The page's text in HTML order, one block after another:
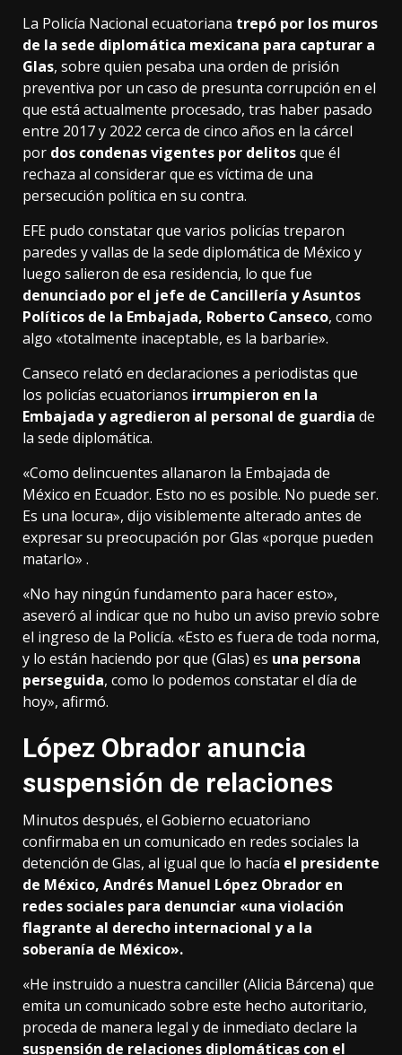
La Policía Nacional ecuatoriana trepó por los muros
de la sede diplomática mexicana para capturar a
Glas, sobre quien pesaba una orden de prisión
preventiva por un caso de presunta corrupción en el
que está actualmente procesado, tras haber pasado
entre 2017 y 2022 cerca de cinco años en la cárcel
por dos condenas vigentes por delitosque él
rechaza al considerar que es víctima de una
persecución política en su contra.
EFE pudo constatar que varios policías treparon
paredes y vallas de la sede diplomática de México y
luego salieron de esa residencia, lo que fue
denunciado por el jefe de Cancillería y Asuntos
Políticos de la Embajada, Roberto Canseco, como
algo «totalmente inaceptable, es la barbarie».
Canseco relató en declaraciones a periodistas que
los policías ecuatorianos irrumpieron en la
Embajada y agredieron al personal de guardia de
la sede diplomática.
«Como delincuentes allanaron la Embajada de
México en Ecuador. Esto no es posible. No puede ser.
Es una locura», dijo visiblemente alterado antes de
expresar su preocupación por Glas «porque pueden
matarlo» .
«No hay ningún fundamento para hacer esto»,
aseveró al indicar que no hubo un aviso previo sobre
el ingreso de la Policía. «Esto es fuera de toda norma,
y lo están haciendo por que (Glas) es una persona
perseguida, como lo podemos constatar el día de
hoy», afirmó.
López Obrador anuncia
suspensión de relaciones
Minutos después, el Gobierno ecuatoriano
confirmaba en un comunicado en redes sociales la
detención de Glas, al igual que lo hacía el presidente
de México, Andrés Manuel López Obrador en
redes sociales para denunciar «una violación
flagrante al derecho internacional y a la
soberanía de México».
«He instruido a nuestra canciller (Alicia Bárcena) que
emita un comunicado sobre este hecho autoritario,
proceda de manera legal y de inmediato declare la
suspensión de relaciones diplomáticas con el